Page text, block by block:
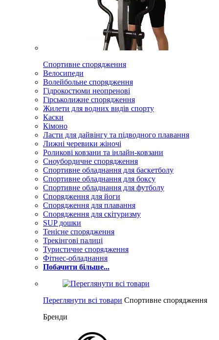
Спортивне спорядження
Велосипеди
Волейбольне спорядження
Гідрокостюми неопренові
Гірськолижне спорядження
Жилети для водних видів спорту
Каски
Кімоно
Ласти для дайвінгу та підводного плавання
Лижні черевики жіночі
Роликові ковзани та інлайн-ковзани
Сноубордичне спорядження
Спортивне обладнання для баскетболу
Спортивне обладнання для боксу
Спортивне обладнання для футболу
Спорядження для йоги
Спорядження для плавання
Спорядження для скітуризму
SUP дошки
Тенісне спорядження
Трекінгові палиці
Туристичне спорядження
Фітнес-обладнання
Побачити більше...
Переглянути всі товари Спортивне спорядження
Бренди